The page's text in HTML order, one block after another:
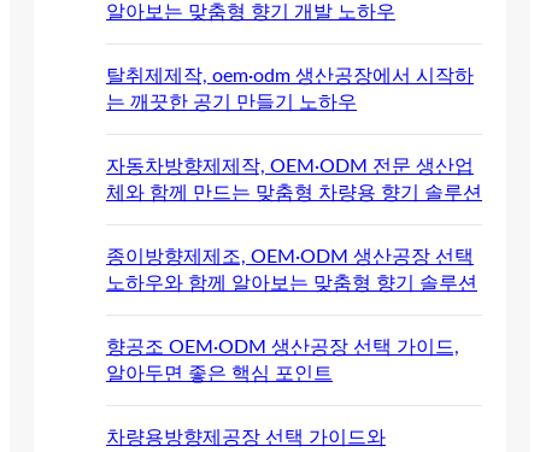
알아보는 맞춤형 향기 개발 노하우
탈취제제작, oem·odm 생산공장에서 시작하
는 깨끗한 공기 만들기 노하우
자동차방향제제작, OEM·ODM 전문 생산업
체와 함께 만드는 맞춤형 차량용 향기 솔루션
종이방향제제조, OEM·ODM 생산공장 선택
노하우와 함께 알아보는 맞춤형 향기 솔루션
향공조 OEM·ODM 생산공장 선택 가이드,
알아두면 좋은 핵심 포인트
차량용방향제공장 선택 가이드와